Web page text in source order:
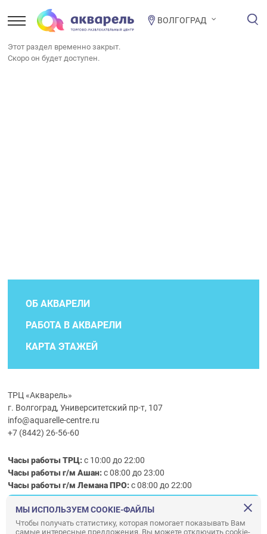
ВОЛГОГРАД
Этот раздел временно закрыт.
Скоро он будет доступен.
ОБ АКВАРЕЛИ
РАБОТА В АКВАРЕЛИ
КАРТА ЭТАЖЕЙ
ТРЦ «Акварель»
г. Волгоград, Университетский пр-т, 107
info@aquarelle-centre.ru
+7 (8442) 26-56-60
Часы работы ТРЦ:с 10:00 до 22:00
Часы работы г/м Ашан:с 08:00 до 23:00
Часы работыг/мЛемана ПРО:с 08:00 до 22:00
Правила посещения ТРЦ «Акварель»
МЫ ИСПОЛЬЗУЕМ COOKIE-ФАЙЛЫ
Чтобы получать статистику, которая помогает показывать Вам
самые интересные предложения. Вы можете отключить cookie-